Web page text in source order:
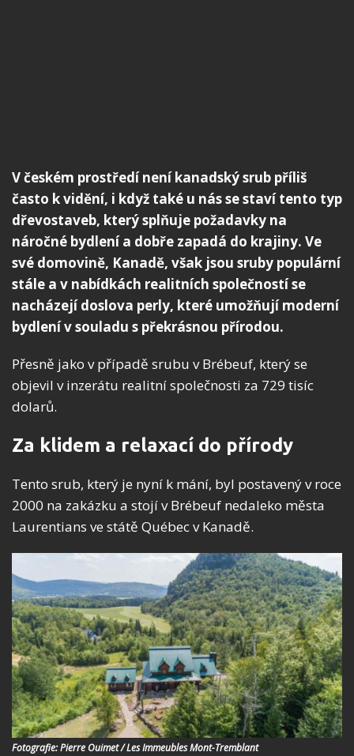
V českém prostředí není kanadský srub příliš
často k vidění, i když také u nás se staví tento typ
dřevostaveb, který splňuje požadavky na
náročné bydlení a dobře zapadá do krajiny. Ve
své domovině, Kanadě, však jsou sruby populární
stále a v nabídkách realitních společností se
nacházejí doslova perly, které umožňují moderní
bydlení v souladu s překrásnou přírodou.
Přesně jako v případě srubu v Brébeuf, který se
objevil v inzerátu realitní společnosti za 729 tisíc
dolarů.
Za klidem a relaxací do přírody
Tento srub, který je nyní k mání, byl postavený v roce
2000 na zakázku a stojí v Brébeuf nedaleko města
Laurentians ve státě Québec v Kanadě.
Fotografie: Pierre Ouimet / Les Immeubles Mont-Tremblant